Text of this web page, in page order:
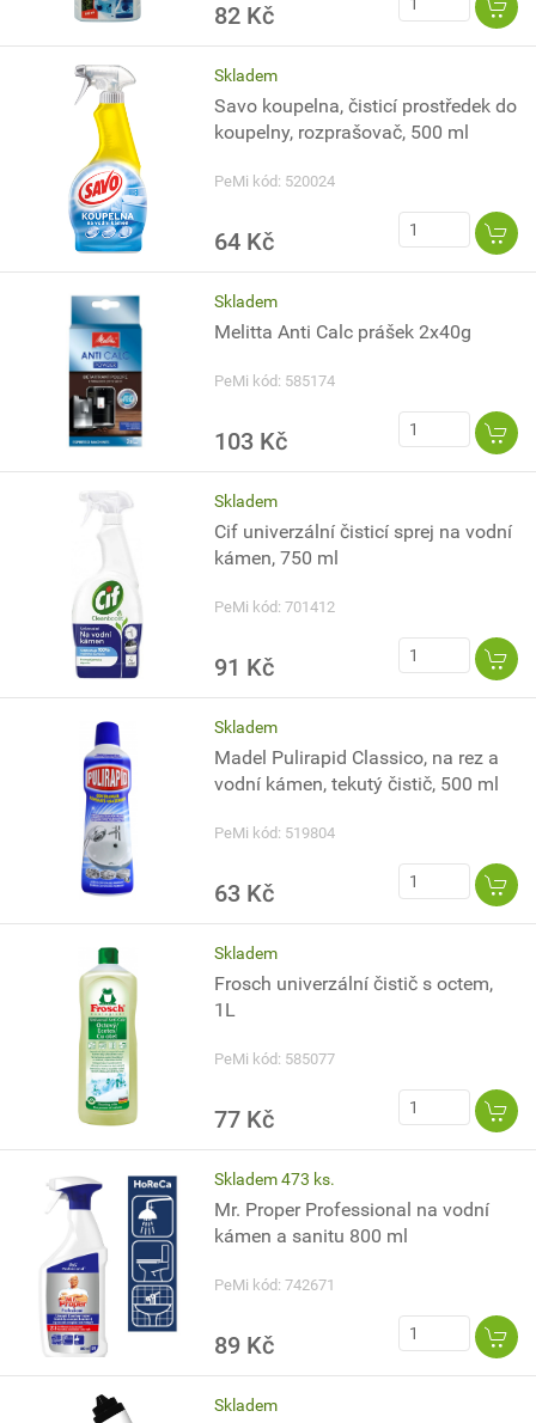
82 Kč
Skladem
Savo koupelna, čisticí prostředek do
koupelny, rozprašovač, 500 ml
PeMi kód: 520024
64 Kč
Skladem
Melitta Anti Calc prášek 2x40g
PeMi kód: 585174
103 Kč
Skladem
Cif univerzální čisticí sprej na vodní
kámen, 750 ml
PeMi kód: 701412
91 Kč
Skladem
Madel Pulirapid Classico, na rez a
vodní kámen, tekutý čistič, 500 ml
PeMi kód: 519804
63 Kč
Skladem
Frosch univerzální čistič s octem,
1L
PeMi kód: 585077
77 Kč
Skladem 473 ks.
Mr. Proper Professional na vodní
kámen a sanitu 800 ml
PeMi kód: 742671
89 Kč
Skladem